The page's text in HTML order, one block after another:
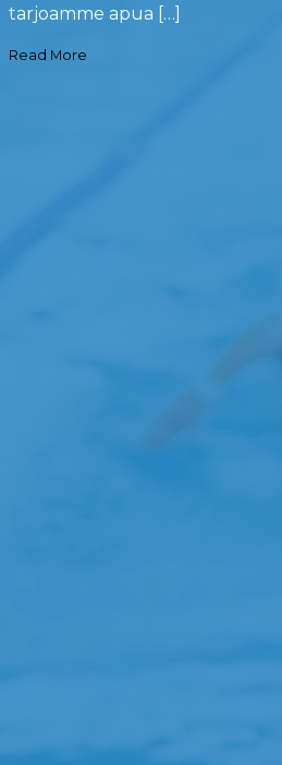
tarjoamme apua […]
Read More